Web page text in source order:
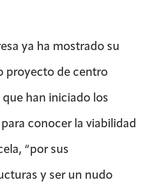
ya ha mostrado su
proyecto de centro
han iniciado los
conocer la viabilidad
“por sus
y ser un nudo